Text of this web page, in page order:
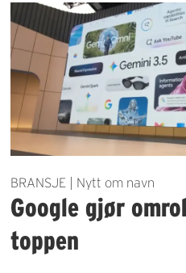
BRANSJE | Nytt om navn
Google gjør
toppen